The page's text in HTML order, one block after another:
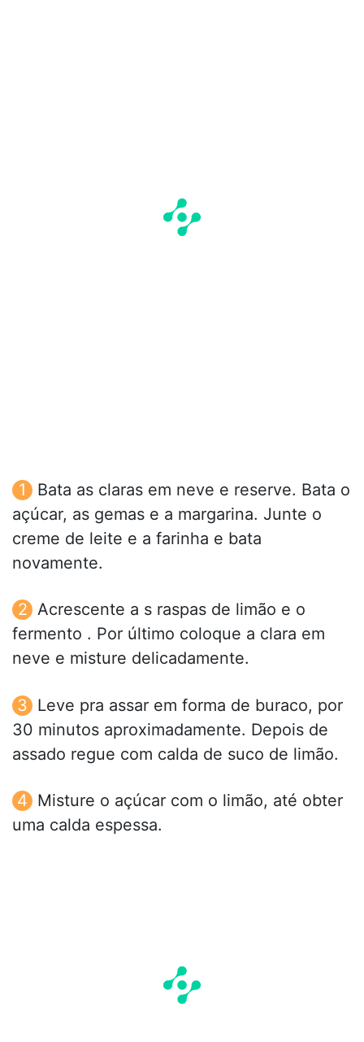
Bata as claras em neve e reserve. Bata o
açúcar, as gemas e a margarina. Junte o
creme de leite e a farinha e bata
novamente.
Acrescente a s raspas de limão e o
fermento . Por último coloque a clara em
neve e misture delicadamente.
Leve pra assar em forma de buraco, por
30 minutos aproximadamente. Depois de
assado regue com calda de suco de limão.
Misture o açúcar com o limão, até obter
uma calda espessa.